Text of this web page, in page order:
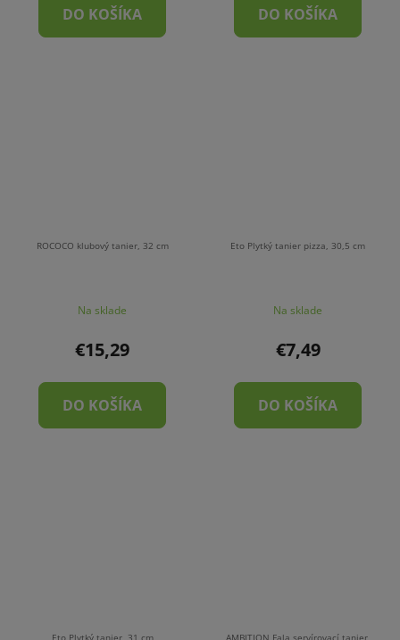
DO KOŠÍKA DO KOŠÍKA
ROCOCO klubový tanier, 32 cm
Na sklade
€15,29
DO KOŠÍKA
Eto Plytký tanier pizza, 30,5 cm
Na sklade
€7,49
DO KOŠÍKA
Eto Plytký tanier, 31 cm
AMBITION Fala servírovací tanier,